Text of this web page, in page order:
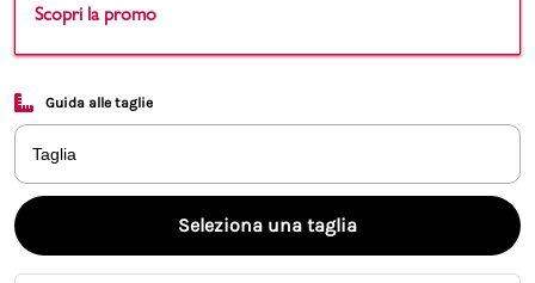
negozi
pcard
Gift card
Scopri la promo
Guida alle taglie
Taglia
Seleziona una taglia